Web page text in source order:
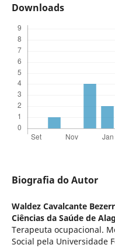
Downloads
Biografia do Autor
Waldez Cavalcante
Ciências da Saúde de
Terapeuta ocupacional.
Social pela Universidade